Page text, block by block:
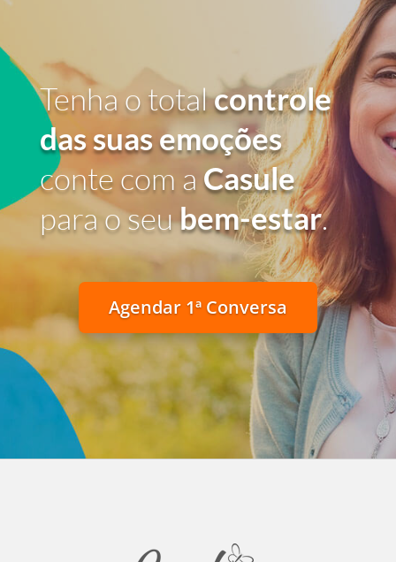
Tenha o totalcontrole
das suas emoções
conte com a Casule
para o seubem-estar.
Agendar 1ª Conversa